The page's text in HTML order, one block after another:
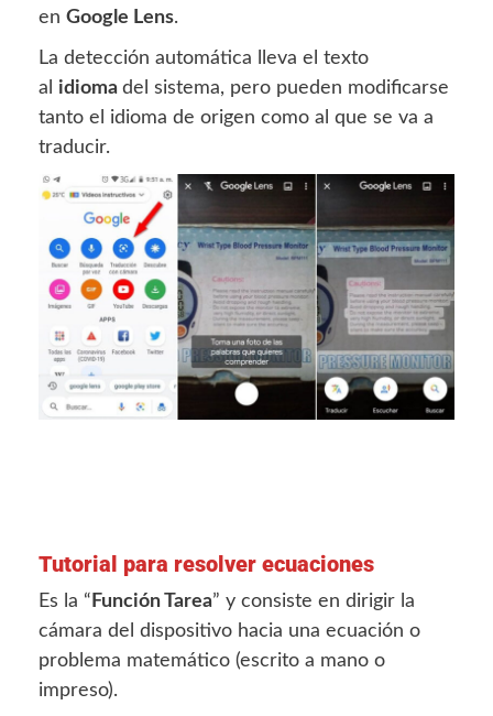
en Google Lens.
La detección automática lleva el texto
al idioma del sistema, pero pueden modificarse
tanto el idioma de origen como al que se va a
traducir.
Tutorial para resolver ecuaciones
Es la “ Función Tarea” y consiste en dirigir la
cámara del dispositivo hacia una ecuación o
problema matemático (escrito a mano o
impreso).